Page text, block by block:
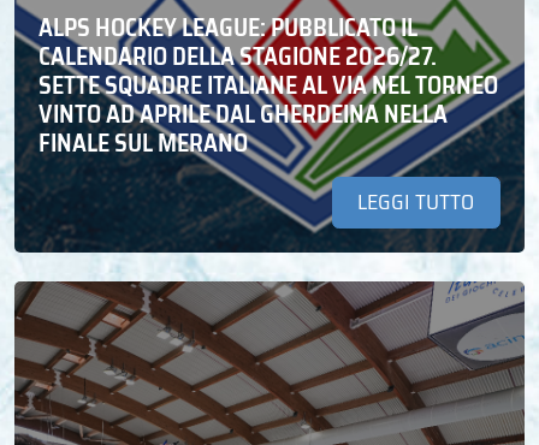
ALPS HOCKEY LEAGUE: PUBBLICATO IL
CALENDARIO DELLA STAGIONE 2026/27.
SETTE SQUADRE ITALIANE AL VIA NEL TORNEO
VINTO AD APRILE DAL GHERDEINA NELLA
FINALE SUL MERANO
LEGGI TUTTO